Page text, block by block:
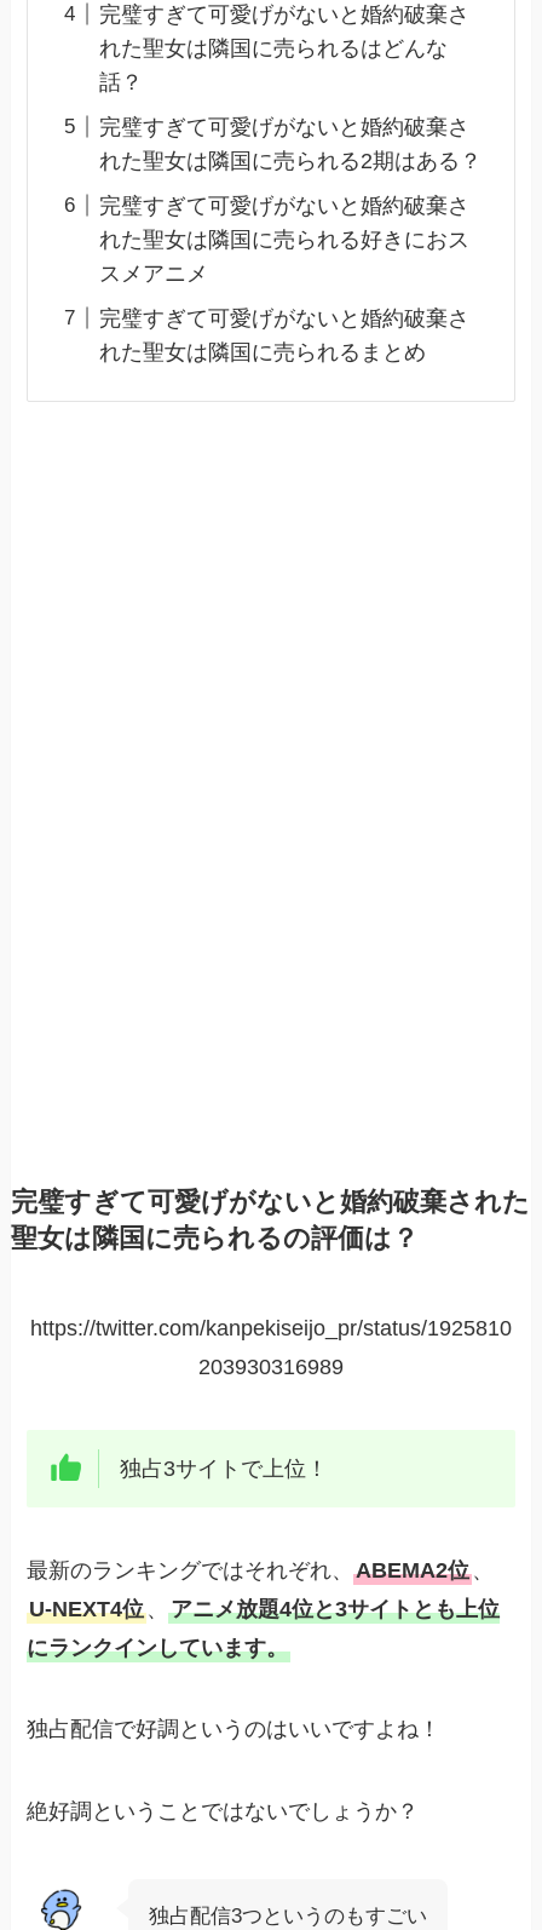
完璧すぎて可愛げがないと婚約破棄さ
れた聖女は隣国に売られるはどんな
話？
完璧すぎて可愛げがないと婚約破棄さ
れた聖女は隣国に売られる2期はある？
完璧すぎて可愛げがないと婚約破棄さ
れた聖女は隣国に売られる好きにおス
スメアニメ
完璧すぎて可愛げがないと婚約破棄さ
れた聖女は隣国に売られるまとめ
完璧すぎて可愛げがないと婚約破棄された
聖女は隣国に売られるの評価は？
https://twitter.com/kanpekiseijo_pr/status/1925810
203930316989
独占3サイトで上位！
最新のランキングではそれぞれ、ABEMA2位、
U-NEXT4位、アニメ放題4位と3サイトとも上位
にランクインしています。
独占配信で好調というのはいいですよね！
絶好調ということではないでしょうか？
独占配信3つというのもすごい